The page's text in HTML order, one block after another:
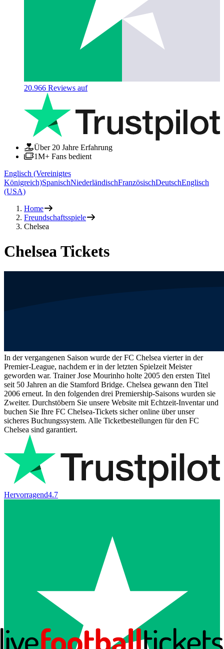
20.966 Reviews auf
Über 20 Jahre Erfahrung
1M+ Fans bedient
Englisch (Vereinigtes
Königreich)SpanischNiederländischFranzösischDeutschEnglisch
(USA)
Home
Freundschaftsspiele
Chelsea
Chelsea Tickets
In der vergangenen Saison wurde der FC Chelsea vierter in der
Premier-League, nachdem er in der letzten Spielzeit Meister
geworden war. Trainer Jose Mourinho holte 2005 den ersten Titel
seit 50 Jahren an die Stamford Bridge. Chelsea gewann den Titel
2006 erneut. In den folgenden drei Premiership-Saisons wurden sie
Zweiter. Durchstöbern Sie unsere Website mit Echtzeit-Inventar und
buchen Sie Ihre FC Chelsea-Tickets sicher online über unser
sicheres Buchungssystem. Alle Ticketbestellungen für den FC
Chelsea sind garantiert.
Hervorragend4.7